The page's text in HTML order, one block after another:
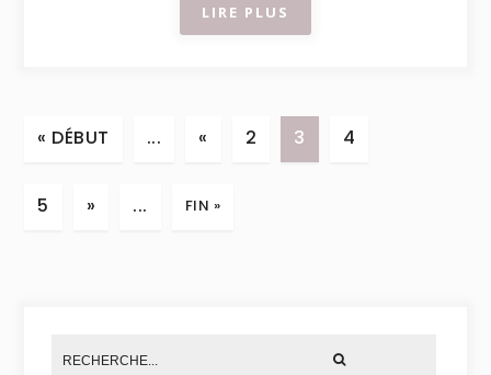
LIRE PLUS
« DÉBUT ... « 2 3 4
5 » ... FIN »